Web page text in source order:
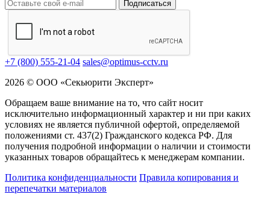
Подписаться
+7 (800) 555-21-04 sales@optimus-cctv.ru
2026 © ООО «Секьюрити Эксперт»
Обращаем ваше внимание на то, что сайт носит
исключительно информационный характер и ни при каких
условиях не является публичной офертой, определяемой
положениями ст. 437(2) Гражданского кодекса РФ. Для
получения подробной информации о наличии и стоимости
указанных товаров обращайтесь к менеджерам компании.
Политика конфиденциальности Правила копирования и
перепечатки материалов